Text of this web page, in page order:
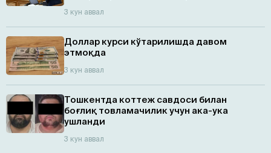
3 кун аввал
Доллар курси кўтарилишда давом
этмоқда
3 кун аввал
Тошкентда коттеж савдоси билан
боғлиқ товламачилик учун ака-ука
ушланди
3 кун аввал